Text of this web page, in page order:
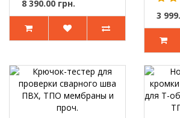
8 390.00 грн.
..
3